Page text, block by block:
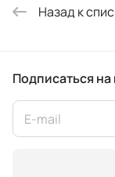
Назад к
Подписаться на